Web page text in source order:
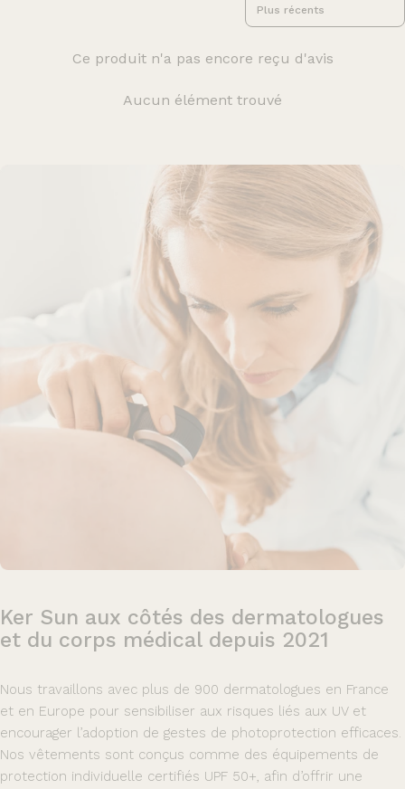
Ce produit n'a pas encore reçu d'avis
Aucun élément trouvé
Ker Sun aux côtés des dermatologues
et du corps médical depuis 2021
Nous travaillons avec plus de 900 dermatologues en France
et en Europe pour sensibiliser aux risques liés aux UV et
encourager l’adoption de gestes de photoprotection efficaces.
Nos vêtements sont conçus comme des équipements de
protection individuelle certifiés UPF 50+, afin d’offrir une